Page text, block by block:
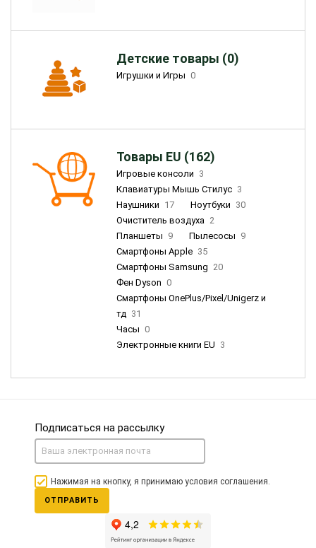
Детские товары (0)
Игрушки и Игры 0
Товары EU (162)
Игровые консоли 3
Клавиатуры Мышь Стилус 3
Наушники 17 Ноутбуки 30
Очиститель воздуха 2
Планшеты 9 Пылесосы 9
Смартфоны Apple 35
Смартфоны Samsung 20
Фен Dyson 0
Смартфоны OnePlus/Pixel/Unigerz и
тд 31
Часы 0
Электронные книги EU 3
Подписаться на рассылку
Нажимая на кнопку, я принимаю условия соглашения.
ОТПРАВИТЬ